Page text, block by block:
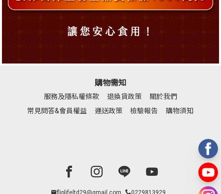
購物需知
服務及隱私權條款 退換貨政策
關於我們
常見問答&會員權益
運送政策 檢驗報告 購物須知
Facebook page
Instagram page
Line pageYoutube page